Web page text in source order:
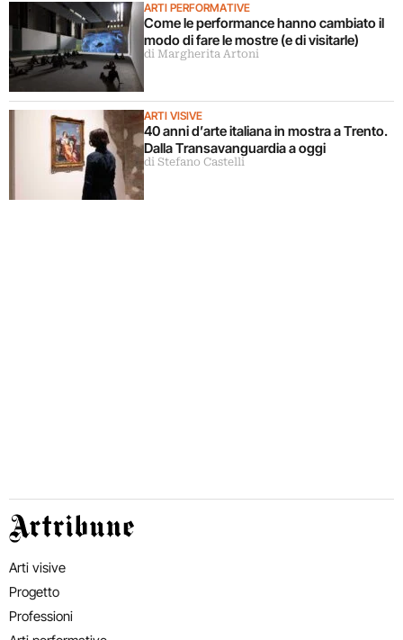
ARTI PERFORMATIVE
Come le performance hanno cambiato il
modo di fare le mostre (e di visitarle)
di Margherita Artoni
ARTI VISIVE
40 anni d’arte italiana in mostra a Trento.
Dalla Transavanguardia a oggi
di Stefano Castelli
Artribune
Arti visive
Progetto
Professioni